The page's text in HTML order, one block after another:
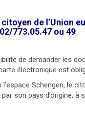
de l’Union
773.05.47 ou 49
de demander les
électronique est
Schengen, le
son pays d’origine,